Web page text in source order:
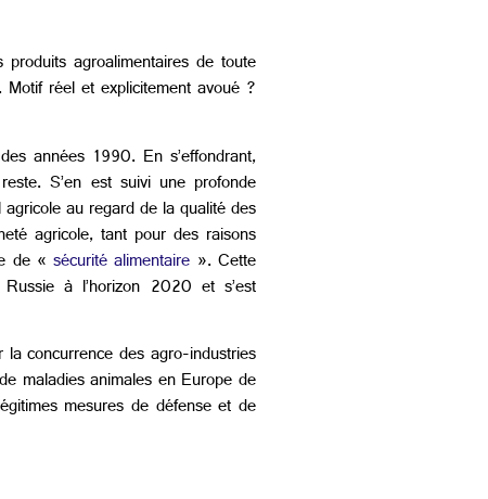
agroalimentaires de toute
réel et explicitement avoué ?
années 1990. En s’effondrant,
S’en est suivi une profonde
au regard de la qualité des
agricole, tant pour des raisons
de «sécurité alimentaire ». Cette
à l’horizon 2020 et s’est
concurrence des agro-industries
maladies animales en Europe de
mesures de défense et de